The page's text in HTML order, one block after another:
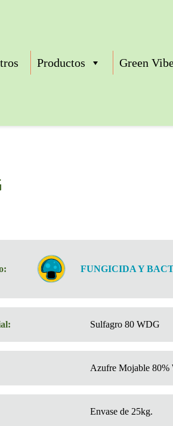
Productos Green
FUNGICIDA Y
Sulfagro 80 WDG
Azufre Mojable 80%
Envase de 25kg.